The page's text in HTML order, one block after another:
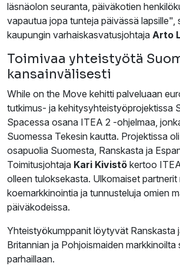
läsnäolon seuranta, päiväkotien
vapautua jopa tunteja päivässä lapsille",
kaupungin varhaiskasvatusjohtaja Arto
Toimivaa yhteistyötä
kansainvälisesti
While on the Move kehitti palveluaan
tutkimus- ja kehitysyhteistyöprojektissa
Spacessa osana ITEA 2 -ohjelmaa,
Suomessa Tekesin kautta. Projektissa
osapuolia Suomesta, Ranskasta ja
Toimitusjohtaja Kari Kivistö kertoo
olleen tuloksekasta. Ulkomaiset partnerit
koemarkkinointia ja tunnusteluja omien
päiväkodeissa.
Yhteistyökumppanit löytyvät Ranskasta
Britannian ja Pohjoismaiden markkinoilta
parhaillaan.